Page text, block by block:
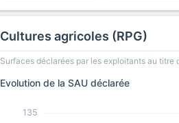
Cultures agricoles (RPG)
Surfaces déclarées par les exploitants au titre
Evolution de la SAU déclarée
135